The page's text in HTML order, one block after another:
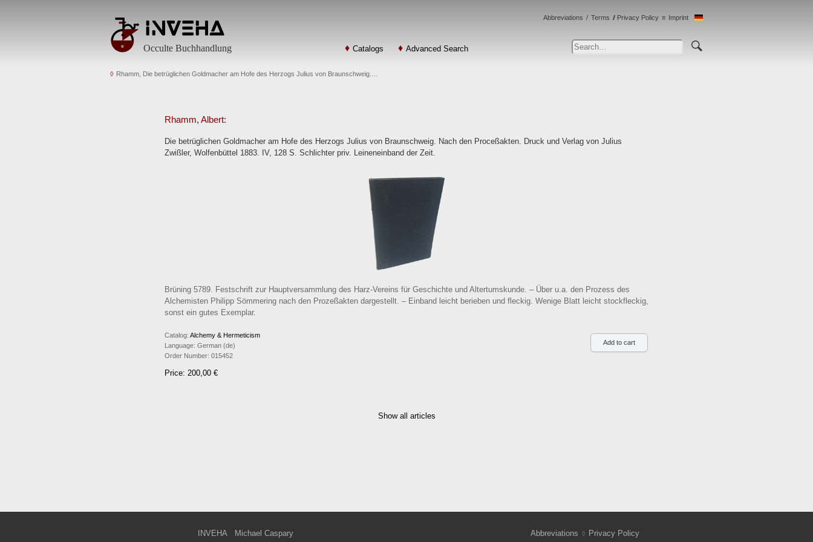
Occulte Buchhandlung Catalogs Advanced Search
Abbreviations Terms Privacy Policy Imprint
Rhamm, Die betrüglichen Goldmacher am Hofe des Herzogs Julius von Braunschweig.…
Rhamm, Albert:
Die betrüglichen Goldmacher am Hofe des Herzogs Julius von Braunschweig. Nach den Proceßakten. Druck und Verlag von Julius
Zwißler, Wolfenbüttel 1883. IV, 128 S. Schlichter priv. Leineneinband der Zeit.
Brüning 5789. Festschrift zur Hauptversammlung des Harz-Vereins für Geschichte und Altertumskunde. – Über u.a. den Prozess des
Alchemisten Philipp Sömmering nach den Prozeßakten dargestellt. – Einband leicht berieben und fleckig. Wenige Blatt leicht stockfleckig,
sonst ein gutes Exemplar.
Catalog: Alchemy & Hermeticism
Language: German (de)
Order Number: 015452
Price: 200,00 €
Show all articles
INVEHA
Michael Caspary
Abbreviations
Privacy Policy